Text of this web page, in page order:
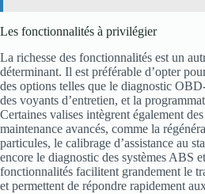
Les fonctionnalités à privilégier
La richesse des fonctionnalités est un
déterminant. Il est préférable d’opter
des options telles que le diagnostic
des voyants d’entretien, et la
Certaines valises intègrent également
maintenance avancés, comme la
particules, le calibrage d’assistance au
encore le diagnostic des systèmes ABS
fonctionnalités facilitent grandement le
et permettent de répondre rapidement